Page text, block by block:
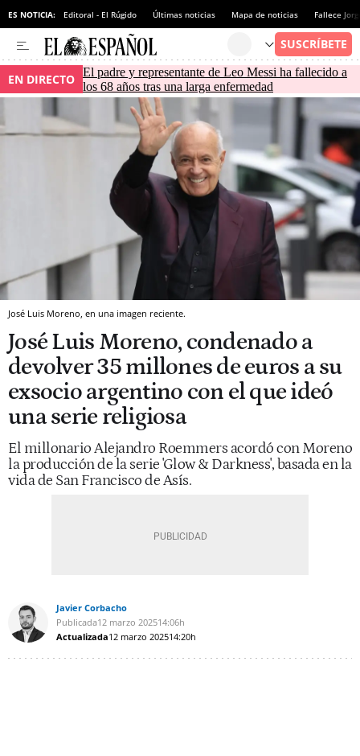
ES NOTICIA: Editoral - El Rúgido Últimas noticias Mapa de noticias Fallece
EN DIRECTO El padre y representante de Leo Messi ha fallecido a
los 68 años tras una larga enfermedad
José Luis Moreno, en una imagen reciente.
José Luis Moreno, condenado a
devolver 35 millones de euros a su
exsocio argentino con el que ideó
una serie religiosa
El millonario Alejandro Roemmers acordó con Moreno
la producción de la serie 'Glow & Darkness', basada en la
vida de San Francisco de Asís.
Javier Corbacho
Publicada12 marzo 202514:06h
Actualizada12 marzo 202514:20h